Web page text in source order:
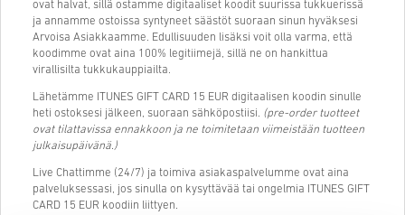
ovat halvat, sillä ostamme digitaaliset koodit suurissa tukkuerissä
ja annamme ostoissa syntyneet säästöt suoraan sinun hyväksesi
Arvoisa Asiakkaamme. Edullisuuden lisäksi voit olla varma, että
koodimme ovat aina 100% legitiimejä, sillä ne on hankittua
virallisilta tukkukauppiailta.
Lähetämme ITUNES GIFT CARD 15 EUR digitaalisen koodin sinulle
heti ostoksesi jälkeen, suoraan sähköpostiisi. (pre-order tuotteet
ovat tilattavissa ennakkoon ja ne toimitetaan viimeistään tuotteen
julkaisupäivänä.)
Live Chattimme (24/7) ja toimiva asiakaspalvelumme ovat aina
palveluksessasi, jos sinulla on kysyttävää tai ongelmia ITUNES GIFT
CARD 15 EUR koodiin liittyen.